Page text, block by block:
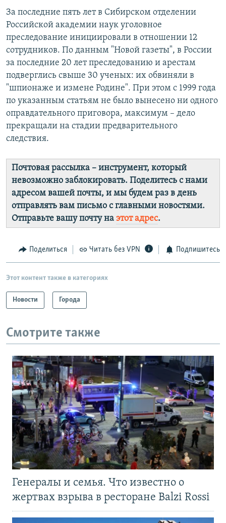
За последние пять лет в Сибирском отделении
Российской академии наук уголовное
преследование инициировали в отношении 12
сотрудников. По данным "Новой газеты", в России
за последние 20 лет преследованию и арестам
подверглись свыше 30 ученых: их обвиняли в
"шпионаже и измене Родине". При этом с 1999 года
по указанным статьям не было вынесено ни одного
оправдательного приговора, максимум – дело
прекращали на стадии предварительного
следствия.
Почтовая рассылка – инструмент, который
невозможно заблокировать. Поделитесь с нами
адресом вашей почты, и мы будем раз в день
отправлять вам письмо с главными новостями.
Отправьте вашу почту на этот адрес.
Поделиться Читать без VPN Подпишитесь
Этот контент также в категориях
Новости Города
Смотрите также
Генералы и семья. Что известно о
жертвах взрыва в ресторане Balzi Rossi